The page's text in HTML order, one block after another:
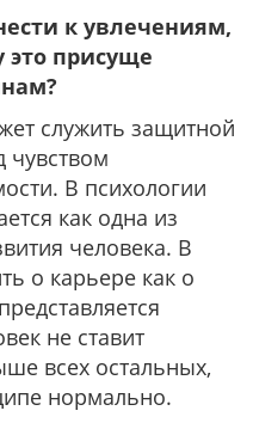
к увлечениям,
это присуще
служить защитной
чувством
В психологии
как одна из
человека. В
о карьере как о
не ставит
всех остальных,
нормально.